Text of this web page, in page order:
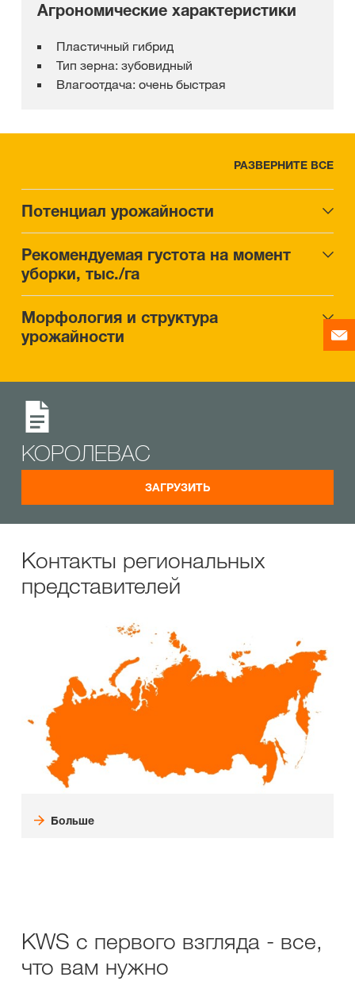
Агрономические характеристики
Пластичный гибрид
Тип зерна: зубовидный
Влагоотдача: очень быстрая
РАЗВЕРНИТЕ ВСЕ
Потенциал урожайности
Рекомендуемая густота на момент
уборки, тыс./га
Морфология и структура
урожайности
КОРОЛЕВАС
ЗАГРУЗИТЬ
Контакты региональных
представителей
Больше
KWS с первого взгляда - все,
что вам нужно